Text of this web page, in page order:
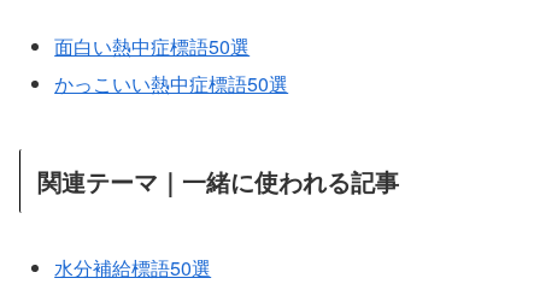
面白い熱中症標語50選
かっこいい熱中症標語50選
関連テーマ｜一緒に使われる記事
水分補給標語50選